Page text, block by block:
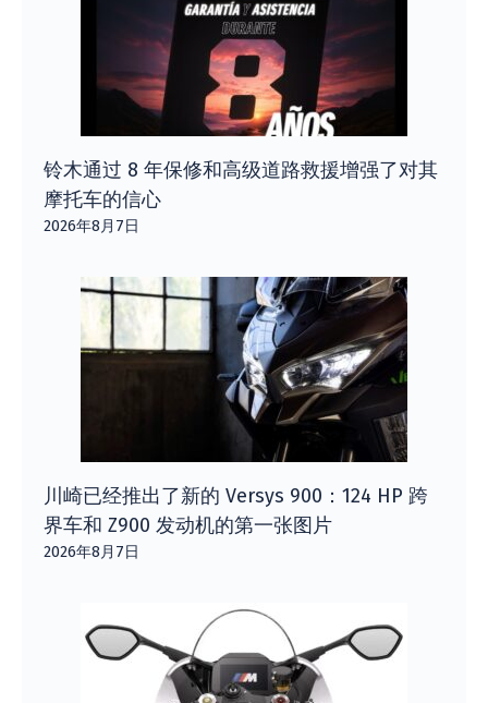
铃木通过 8 年保修和高级道路救援增强了对其
摩托车的信心
2026年8月7日
川崎已经推出了新的 Versys 900：124 HP 跨
界车和 Z900 发动机的第一张图片
2026年8月7日